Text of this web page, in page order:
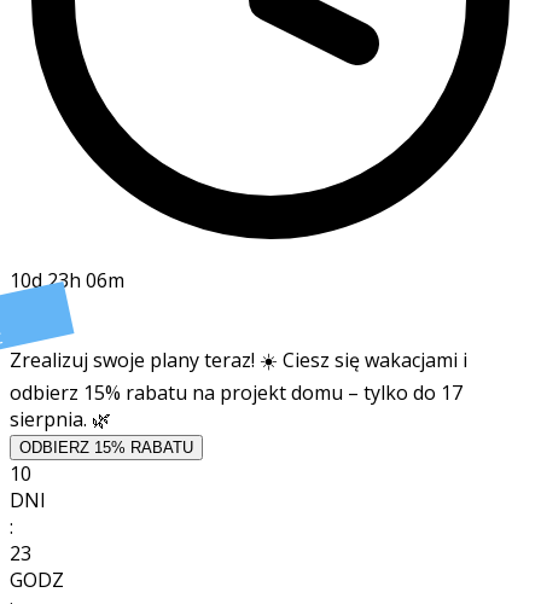
10d 23h 06m
Zrealizuj swoje plany teraz! ☀️ Ciesz się wakacjami i
odbierz 15% rabatu na projekt domu – tylko do 17
sierpnia. 🌿
ODBIERZ 15% RABATU
10
DNI
:
23
GODZ